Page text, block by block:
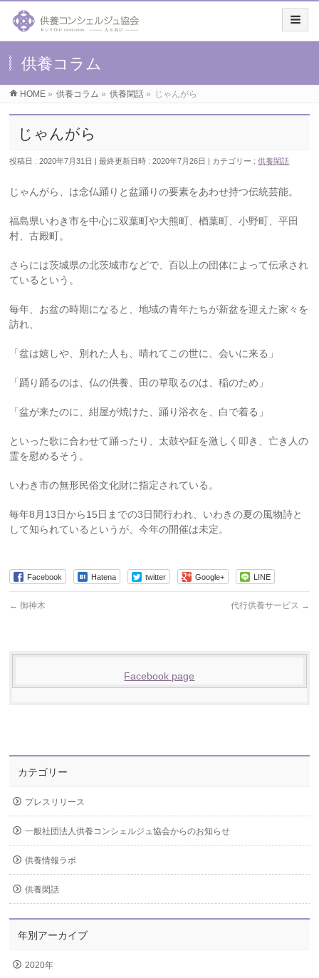
供養コラム
HOME » 供養コラム » 供養閑話 » じゃんがら
じゃんがら
投稿日 : 2020年7月31日 最終更新日時 : 2020年7月26日 カテゴリー :供養閑話
じゃんがら、は念仏踊りと盆踊りの要素をあわせ持つ伝統芸能。
福島県いわき市を中心に双葉町や大熊町、楢葉町、小野町、平田
村、古殿町。
さらには茨城県の北茨城市などで、百以上の団体によって伝承され
ているという。
毎年、お盆の時期になると、地域の青年たちが新盆を迎えた家々を
訪れ、
「盆は嬉しや、別れた人も、晴れてこの世に、会いに来る」
「踊り踊るのは、仏の供養、田の草取るのは、稲のため」
「盆が来たのに、紺屋が焼けた、踊り浴衣を、白で着る」
といった歌に合わせて踊ったり、太鼓や鉦を激しく叩き、亡き人の
霊を慰めるそう。
いわき市の無形民俗文化財に指定されている。
毎年8月13日から15日までの3日間行われ、いわきの夏の風物詩と
して知られているというが、今年の開催は未定。
Facebook Hatena twitter Google+ LINE
← 御神木 代行供養サービス →
Facebook page
カテゴリー
プレスリリース
一般社団法人供養コンシェルジュ協会からのお知らせ
供養情報ラボ
供養閑話
年別アーカイブ
2020年